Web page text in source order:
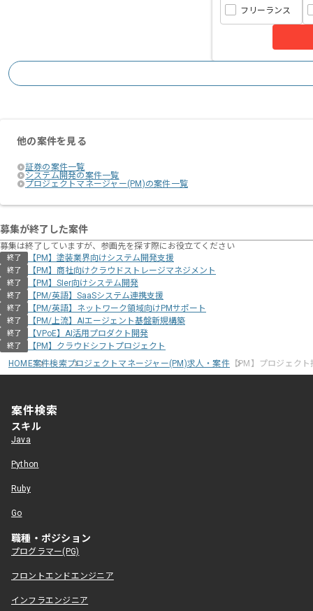
フリーランス
他の案件を見る
証券の案件一覧
システム開発の案件一覧
プロジェクトマネージャー(PM)の案件一覧
募集が終了した案件
募集は終了していますが、参画先を探す際にお役立てください
終了 【PM】塗装業界向けシステム開発支援
終了 【PM】商社向けクラウドストレージマネジメント
終了 【PM】SIer向けシステム開発
終了 【PM/英語】SaaSシステム連携支援
終了 【PM/英語】ネットワーク領域向けPMサポート
終了 【PM/上流】AIエージェント基盤新規構築
終了 【VPoE】AI活用プロダクト開発
終了
【PM】クラウドシフトプロジェクト
HOME案件検索プロジェクトマネージャー(PM)求人・案件【PM】プロジェク
案件検索
スキル
Java
Python
Ruby
Go
職種・ポジション
プログラマー(PG)
フロントエンドエンジニア
インフラエンジニア